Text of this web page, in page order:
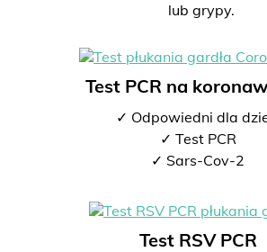
lub grypy.
Test PCR na
✓ Odpowiedni dla
✓ Test PCR
✓ Sars-Cov-2
Test RSV PCR